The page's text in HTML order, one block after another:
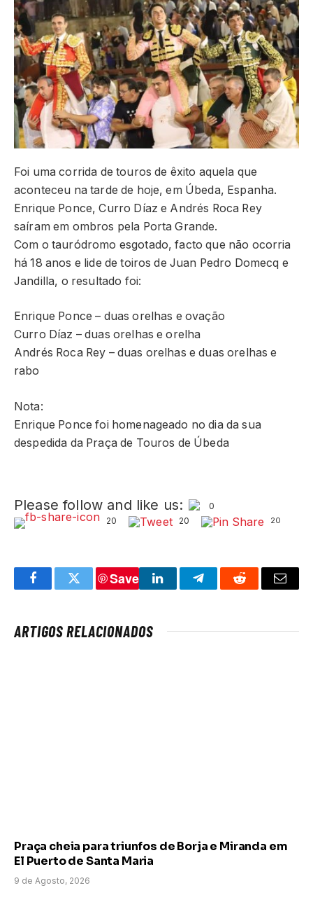
Foi uma corrida de touros de êxito aquela que
aconteceu na tarde de hoje, em Úbeda, Espanha.
Enrique Ponce, Curro Díaz e Andrés Roca Rey
saíram em ombros pela Porta Grande.
Com o tauródromo esgotado, facto que não ocorria
há 18 anos e lide de toiros de Juan Pedro Domecq e
Jandilla, o resultado foi:
Enrique Ponce – duas orelhas e ovação
Curro Díaz – duas orelhas e orelha
Andrés Roca Rey – duas orelhas e duas orelhas e
rabo
Nota:
Enrique Ponce foi homenageado no dia da sua
despedida da Praça de Touros de Úbeda
Please follow and like us:
0
20
20 20
FacebookTwitter
Save
LinkedInTelegramReddit Email
ARTIGOS RELACIONADOS
Praça cheia para triunfos de Borja e Miranda em
El Puerto de Santa Maria
9 de Agosto, 2026